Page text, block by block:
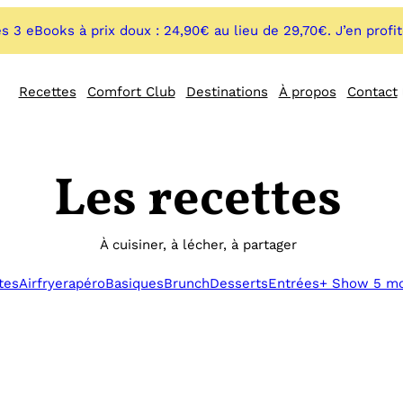
3 eBooks à prix doux : 24,90€ au lieu de 29,70€. J’en
Recettes Comfort Club Destinations À propos Contact
Les recettes
À cuisiner, à lécher, à partager
AirfryerapéroBasiquesBrunchDessertsEntrées+ Show 5